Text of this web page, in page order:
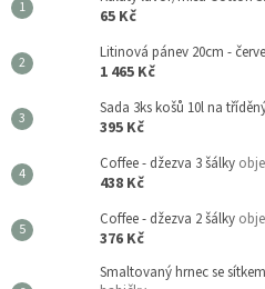
65 Kč
Litinová pánev 20cm -
1 465 Kč
Sada 3ks košů 10l na
395 Kč
Coffee - džezva 3 šálky
438 Kč
Coffee - džezva 2 šálky
376 Kč
Smaltovaný hrnec se